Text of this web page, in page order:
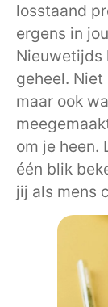
losstaand
ergens in
Nieuwetijds
geheel.
maar ook
om je heen.
één blik
jij als mens